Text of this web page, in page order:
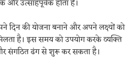
और उत्साहपूर्वक होता है।
दिन की योजना बनाने और अपने लक्ष्यों को
है। इस समय को उपयोग करके व्यक्ति
संगठित ढंग से शुरू कर सकता है।